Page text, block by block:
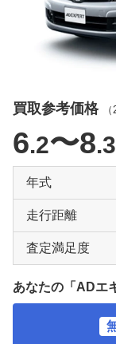
買取参考価格 （
6.2〜8.3
年式
走行距離
査定満足度
あなたの「ADエ